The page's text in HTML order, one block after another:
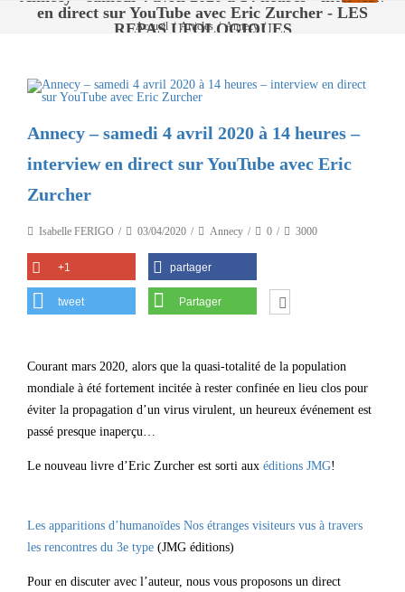
en direct sur YouTube avec Eric Zurcher - LES
REPAS UFOLOGIQUES
Accueil / Articles / Annecy /
Annecy – samedi 4 avril 2020 à 14 heures –
interview en direct sur YouTube avec Eric
Zurcher
Isabelle FERIGO 03/04/2020 Annecy 0 3000
+1 partager
tweet Partager
Courant mars 2020, alors que la quasi-totalité de la population
mondiale à été fortement incitée à rester confinée en lieu clos pour
éviter la propagation d’un virus virulent, un heureux événement est
passé presque inaperçu…
Le nouveau livre d’Eric Zurcher est sorti aux éditions JMG!
Les apparitions d’humanoïdes Nos étranges visiteurs vus à travers
les rencontres du 3e type (JMG éditions)
Pour en discuter avec l’auteur, nous vous proposons un direct